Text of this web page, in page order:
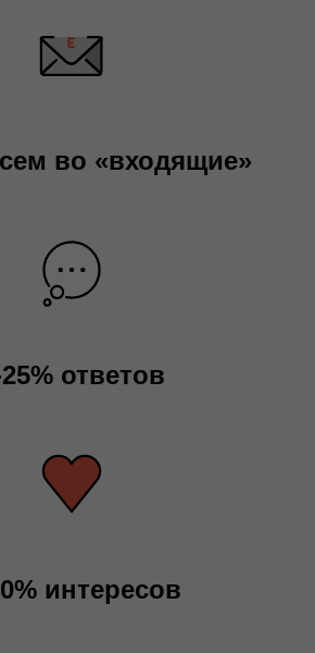
во «входящие»
ответов
интересов